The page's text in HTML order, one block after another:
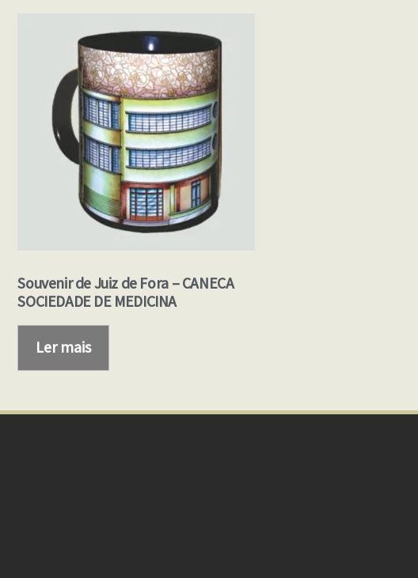
Souvenir de Juiz de Fora – CANECA
SOCIEDADE DE MEDICINA
Ler mais